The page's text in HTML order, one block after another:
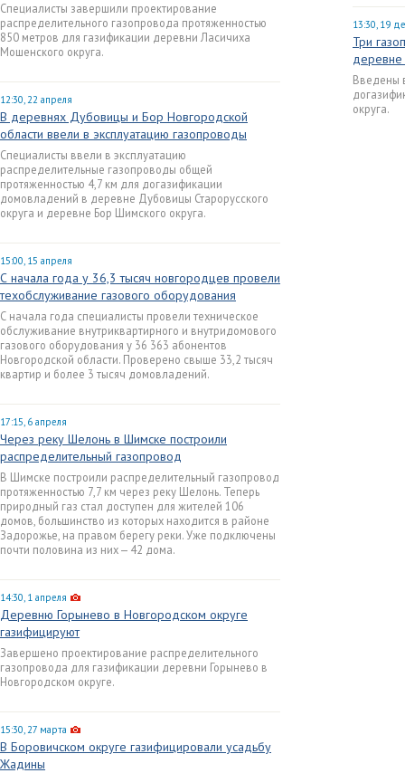
Специалисты завершили проектирование
распределительного газопровода протяженностью
850 метров для газификации деревни Ласичиха
Мошенского округа.
12:30, 22 апреля
В деревнях Дубовицы и Бор Новгородской
области ввели в эксплуатацию газопроводы
Специалисты ввели в эксплуатацию
распределительные газопроводы общей
протяженностью 4,7 км для догазификации
домовладений в деревне Дубовицы Старорусского
округа и деревне Бор Шимского округа.
15:00, 15 апреля
С начала года у 36,3 тысяч новгородцев провели
техобслуживание газового оборудования
С начала года специалисты провели техническое
обслуживание внутриквартирного и внутридомового
газового оборудования у 36 363 абонентов
Новгородской области. Проверено свыше 33,2 тысяч
квартир и более 3 тысяч домовладений.
17:15, 6 апреля
Через реку Шелонь в Шимске построили
распределительный газопровод
В Шимске построили распределительный газопровод
протяженностью 7,7 км через реку Шелонь. Теперь
природный газ стал доступен для жителей 106
домов, большинство из которых находится в районе
Задорожье, на правом берегу реки. Уже подключены
почти половина из них — 42 дома.
14:30, 1 апреля
Деревню Горынево в Новгородском округе
газифицируют
Завершено проектирование распределительного
газопровода для газификации деревни Горынево в
Новгородском округе.
15:30, 27 марта
В Боровичском округе газифицировали усадьбу
Жадины
13:30, 19
Три
деревне
Введены
округа.